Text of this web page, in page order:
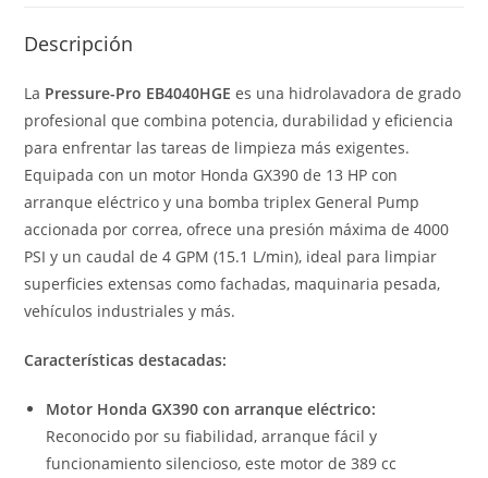
Descripción
La Pressure-Pro EB4040HGE es una hidrolavadora de grado
profesional que combina potencia, durabilidad y eficiencia
para enfrentar las tareas de limpieza más exigentes.
Equipada con un motor Honda GX390 de 13 HP con
arranque eléctrico y una bomba triplex General Pump
accionada por correa, ofrece una presión máxima de 4000
PSI y un caudal de 4 GPM (15.1 L/min), ideal para limpiar
superficies extensas como fachadas, maquinaria pesada,
vehículos industriales y más.
Características destacadas:
Motor Honda GX390 con arranque eléctrico:
Reconocido por su fiabilidad, arranque fácil y
funcionamiento silencioso, este motor de 389 cc